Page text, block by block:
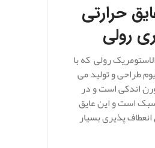
حرارتی
رولی
رولی که با
طراحی و تولید می
اندکی است و در
است و این عایق
پذیری بسیار